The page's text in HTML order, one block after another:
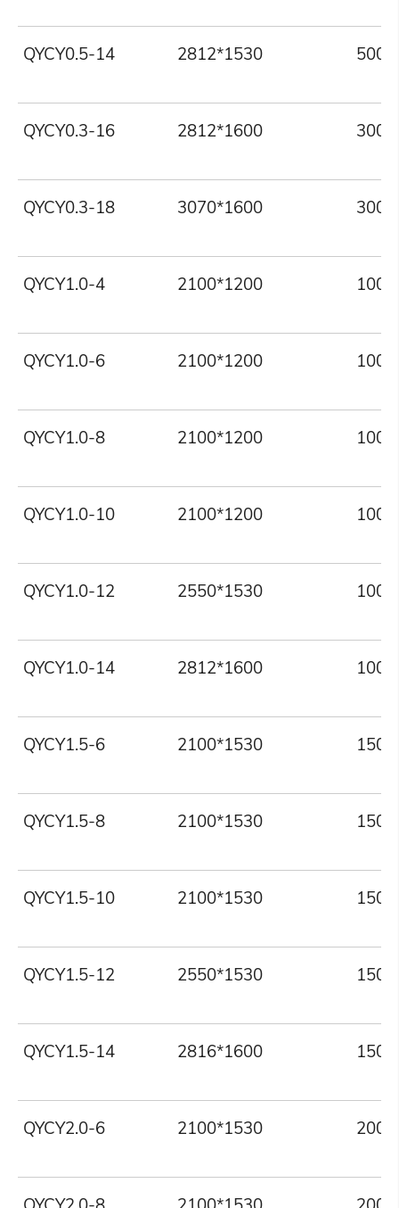
QYCY0.5-14 2812*1530 500
QYCY0.3-16 2812*1600 300
QYCY0.3-18 3070*1600 300
QYCY1.0-4 2100*1200 1000
QYCY1.0-6 2100*1200 1000
QYCY1.0-8 2100*1200 1000
QYCY1.0-10 2100*1200 1000
QYCY1.0-12 2550*1530 1000
QYCY1.0-14 2812*1600 1000
QYCY1.5-6 2100*1530 1500
QYCY1.5-8 2100*1530 1500
QYCY1.5-10 2100*1530 1500
QYCY1.5-12 2550*1530 1500
QYCY1.5-14 2816*1600 1500
QYCY2.0-6 2100*1530 2000